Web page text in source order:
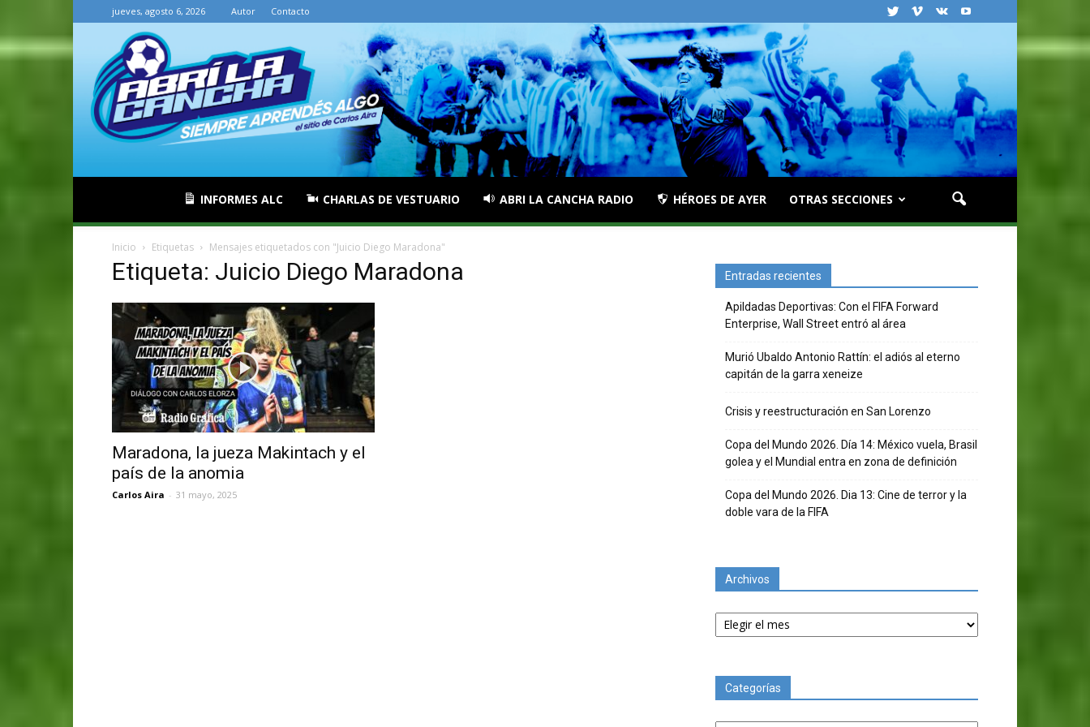
jueves, agosto 6, 2026 Autor Contacto
INFORMES ALC CHARLAS DE VESTUARIO ABRI LA CANCHA RADIO HÉROES DE AYER OTRAS SECCIONES
Inicio Etiquetas Mensajes etiquetados con "Juicio Diego Maradona"
Etiqueta: Juicio Diego Maradona
Maradona, la jueza Makintach y el
país de la anomia
Carlos Aira - 31 mayo, 2025
Entradas recientes
Apildadas Deportivas: Con el FIFA Forward
Enterprise, Wall Street entró al área
Murió Ubaldo Antonio Rattín: el adiós al eterno
capitán de la garra xeneize
Crisis y reestructuración en San Lorenzo
Copa del Mundo 2026. Día 14: México vuela, Brasil
golea y el Mundial entra en zona de definición
Copa del Mundo 2026. Dia 13: Cine de terror y la
doble vara de la FIFA
Archivos
Archivos
Categorías
Categorías